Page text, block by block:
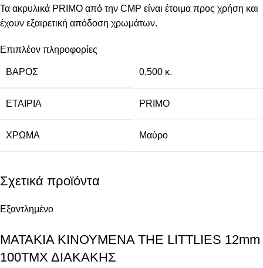
Τα ακρυλικά PRIMO από την CMP είναι έτοιμα προς χρήση και
έχουν εξαιρετική απόδοση χρωμάτων.
Επιπλέον πληροφορίες
ΒΆΡΟΣ 0,500 κ.
ΕΤΑΙΡΊΑ PRIMO
ΧΡΏΜΑ Μαύρο
Σχετικά προϊόντα
Εξαντλημένο
ΜΑΤΑΚΙΑ ΚΙΝΟΥΜΕΝΑ THE LITTLIES 12mm
100ΤΜΧ ΔΙΑΚΑΚΗΣ